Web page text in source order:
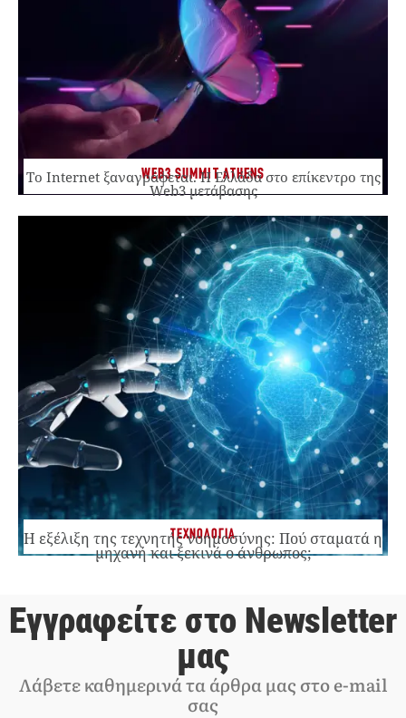
WEB3 SUMMIT ATHENS
Το Internet ξαναγράφεται. Η Ελλάδα στο επίκεντρο της
Web3 μετάβασης
ΤΕΧΝΟΛΟΓΙΑ
Η εξέλιξη της τεχνητής νοημοσύνης: Πού σταματά η
μηχανή και ξεκινά ο άνθρωπος;
Εγγραφείτε στο Newsletter
μας
Λάβετε καθημερινά τα άρθρα μας στο e-mail
σας